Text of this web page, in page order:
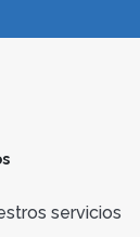
servicios